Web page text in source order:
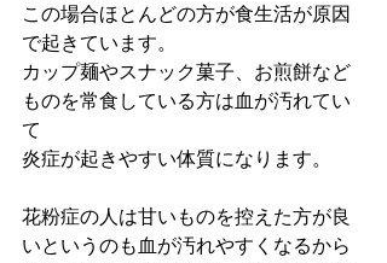
この場合ほとんどの方が食生活が原因
で起きています。
カップ麺やスナック菓子、お煎餅など
ものを常食している方は血が汚れてい
て
炎症が起きやすい体質になります。
花粉症の人は甘いものを控えた方が良
いというのも血が汚れやすくなるから